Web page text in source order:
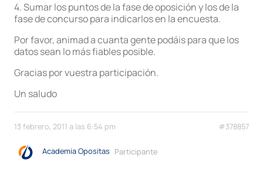
4. Sumar los puntos de la fase de oposición y los de la
fase de concurso para indicarlos en la encuesta.
Por favor, animad a cuanta gente podáis para que los
datos sean lo más fiables posible.
Gracias por vuestra participación.
Un saludo
13 febrero, 2011 a las 6:54 pm #378857
Academia Opositas Participante